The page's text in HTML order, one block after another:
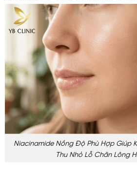
Niacinamide Nồng Độ Phù Hợp Giúp
Thu Nhỏ Lỗ Chân Lông